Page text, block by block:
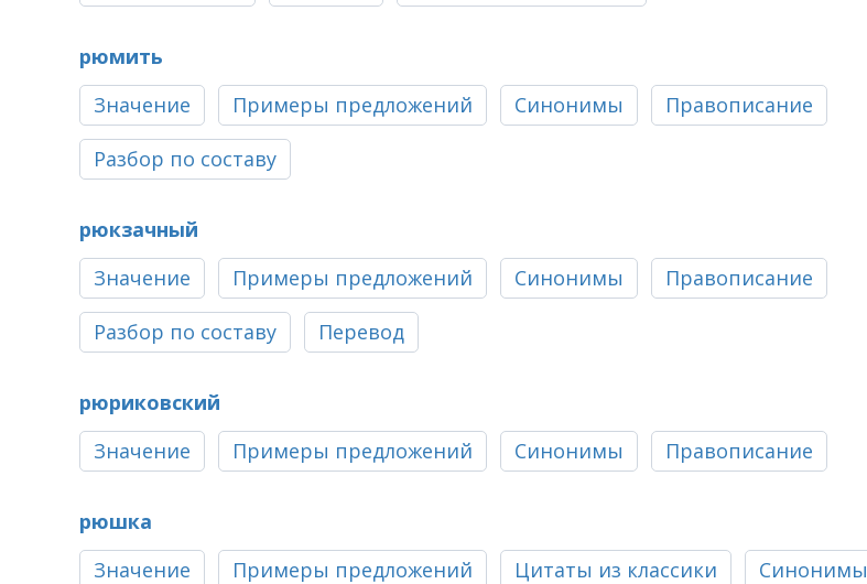
рюмить
Значение
Примеры предложений Синонимы Правописание
Разбор по составу
рюкзачный
Значение
Примеры предложений Синонимы Правописание
Разбор по составу Перевод
рюриковский
Значение
Примеры предложений Синонимы Правописание
рюшка
Значение
Примеры предложений Цитаты из классики Синонимы